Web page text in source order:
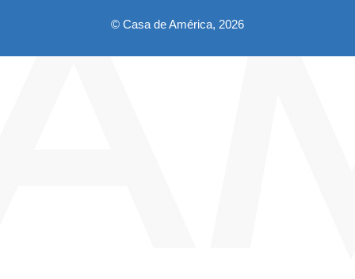
© Casa de América, 2026